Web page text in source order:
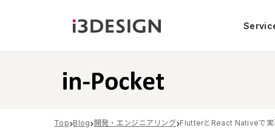
Top Blog 開発・エンジニアリング FlutterとReact Nativeで実